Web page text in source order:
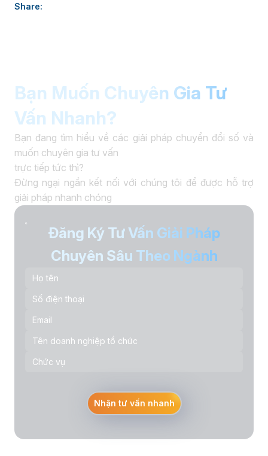
thúc đẩy chuyển đổi số. âaaa
Share:
Bạn Muốn Chuyên Gia Tư
Vấn Nhanh?
Bạn đang tìm hiểu về các giải pháp chuyển đổi số và
muốn chuyên gia tư vấn
trực tiếp tức thì?
Đừng ngại ngần kết nối với chúng tôi để được hỗ trợ
giải pháp nhanh chóng
Đăng Ký Tư Vấn Giải Pháp
Chuyên Sâu Theo Ngành
Nhận tư vấn nhanh